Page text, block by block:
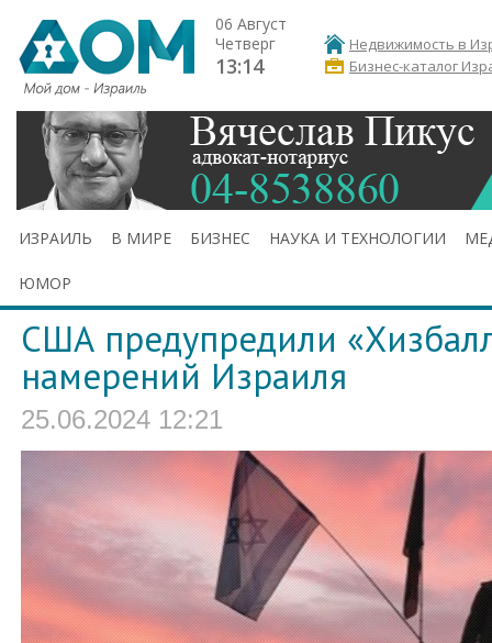
06 Август
Четверг
13:14
Недвижимость в
Бизнес-каталог
ИЗРАИЛЬ В МИРЕ БИЗНЕС НАУКА И ТЕХНОЛОГИИ
ЮМОР
США предупредили
намерений Израиля
25.06.2024 12:21